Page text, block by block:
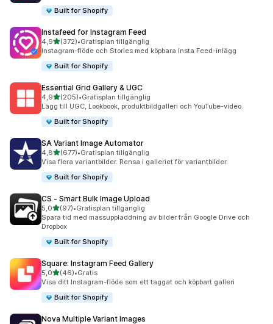
Built for Shopify
Instafeed for Instagram Feed
4,9av 5 stjärnor
(372)
372 recensioner totalt
•Gratisplan tillgänglig
Instagram-flöde och Stories med köpbara Insta Feed-inlägg
Built for Shopify
Essential Grid Gallery & UGC
4,9av 5 stjärnor
(205)
205 recensioner totalt
•Gratisplan tillgänglig
Lägg till UGC, Lookbook, produktbildgalleri och YouTube-video.
Built for Shopify
SA Variant Image Automator
4,8av 5 stjärnor
(677)
677 recensioner totalt
•Gratisplan tillgänglig
Visa flera variantbilder. Rensa i galleriet för variantbilder.
Built for Shopify
CS ‑ Smart Bulk Image Upload
5,0av 5 stjärnor
(97)
97 recensioner totalt
•Gratisplan tillgänglig
Spara tid med massuppladdning av bilder från Google Drive och
Dropbox
Built for Shopify
Square: Instagram Feed Gallery
5,0av 5 stjärnor
(46)
46 recensioner totalt
•Gratis
Visa ditt Instagram-flöde som ett taggat och köpbart galleri
Built for Shopify
Nova Multiple Variant Images